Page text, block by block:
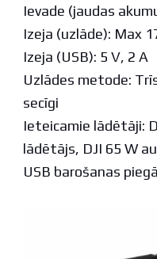
Ievade (jaudas
Izeja (uzlāde): Max
Izeja (USB): 5 V, 2 A
Uzlādes metode:
secīgi
Ieteicamie lādētāji:
lādētājs, DJI 65 W
USB barošanas